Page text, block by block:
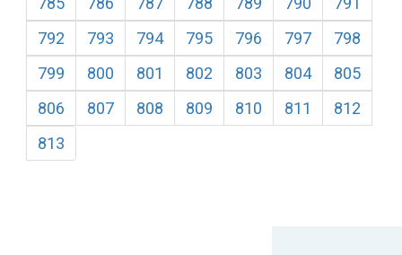
792
793 794 795 796 797
798
799
800 801 802 803 804
805
806
807 808 809 810 811
812
813